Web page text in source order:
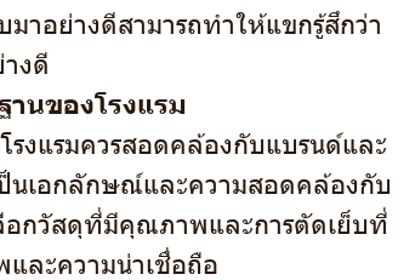
อย่างดีสามารถทำให้แขกรู้สึกว่า
งดี
นของโรงแรม
งแรมควรสอดคล้องกับแบรนด์และ
ป็นเอกลักษณ์และความสอดคล้องกับ
อกวัสดุที่มีคุณภาพและการตัดเย็บที่
และความน่าเชื่อถือ